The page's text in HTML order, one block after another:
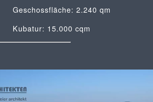
Geschossfläche: 2.240 qm
Kubatur: 15.000 cqm